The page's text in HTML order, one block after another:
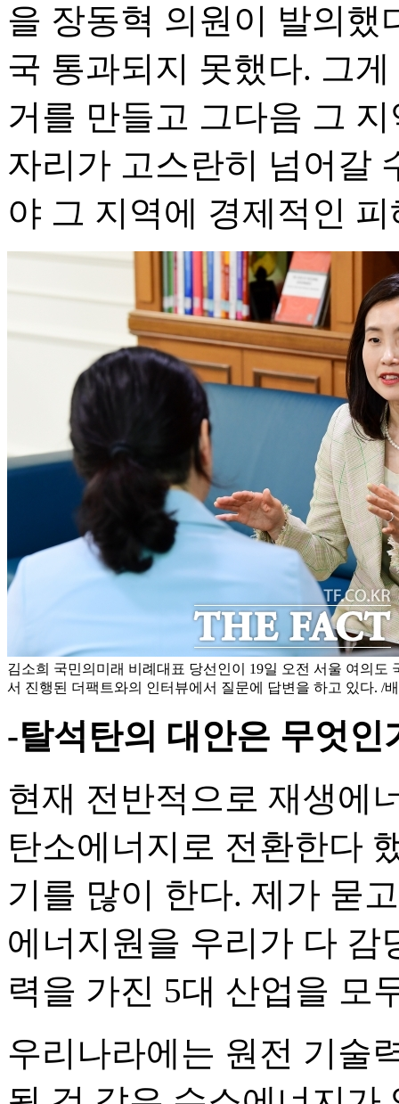
을 장동혁 의원이 발의했
국 통과되지 못했다. 그
거를 만들고 그다음 그
자리가 고스란히 넘어갈
야 그 지역에 경제적인
김소희 국민의미래 비례대표 당선인이 19일 오전 서울 여의도
서 진행된 더팩트와의 인터뷰에서 질문에 답변을 하고 있다. /
-탈석탄의 대안은 무엇인
현재 전반적으로 재생에
탄소에너지로 전환한다
기를 많이 한다. 제가 묻
에너지원을 우리가 다 감
력을 가진 5대 산업을 모
우리나라에는 원전 기술